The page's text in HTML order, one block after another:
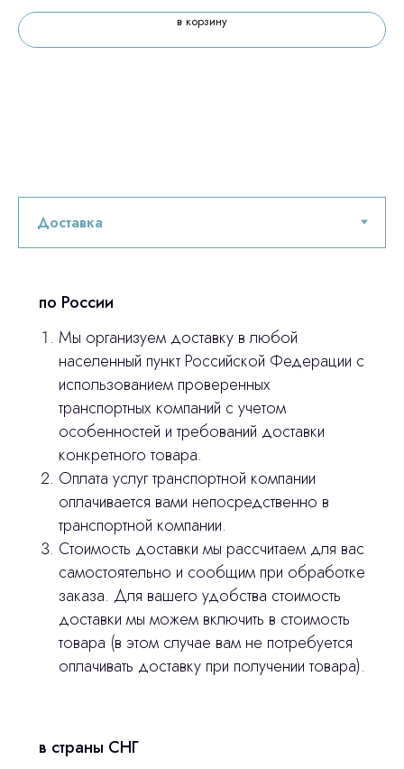
в корзину
по России
Мы организуем доставку в любой
населенный пункт Российской Федерации с
использованием проверенных
транспортных компаний с учетом
особенностей и требований доставки
конкретного товара.
Оплата услуг транспортной компании
оплачивается вами непосредственно в
транспортной компании.
Стоимость доставки мы рассчитаем для вас
самостоятельно и сообщим при обработке
заказа. Для вашего удобства стоимость
доставки мы можем включить в стоимость
товара (в этом случае вам не потребуется
оплачивать доставку при получении товара).
в страны СНГ
Остались вопросы
оставьте контакты, мы свяжемся и
ответим на все вопросы
© 2024 ЛС Дентал Групп
Главная
Продукция